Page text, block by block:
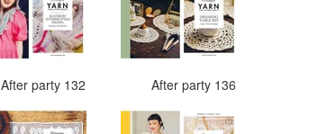
After party 132 After party 136